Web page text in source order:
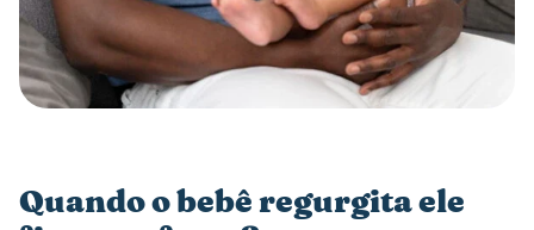
Quando o bebê regurgita ele